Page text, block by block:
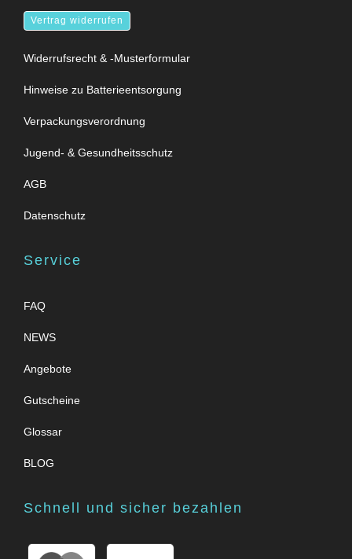
Vertrag widerrufen
Widerrufsrecht & -Musterformular
Hinweise zu Batterieentsorgung
Verpackungsverordnung
Jugend- & Gesundheitsschutz
AGB
Datenschutz
Service
FAQ
NEWS
Angebote
Gutscheine
Glossar
BLOG
Schnell und sicher bezahlen